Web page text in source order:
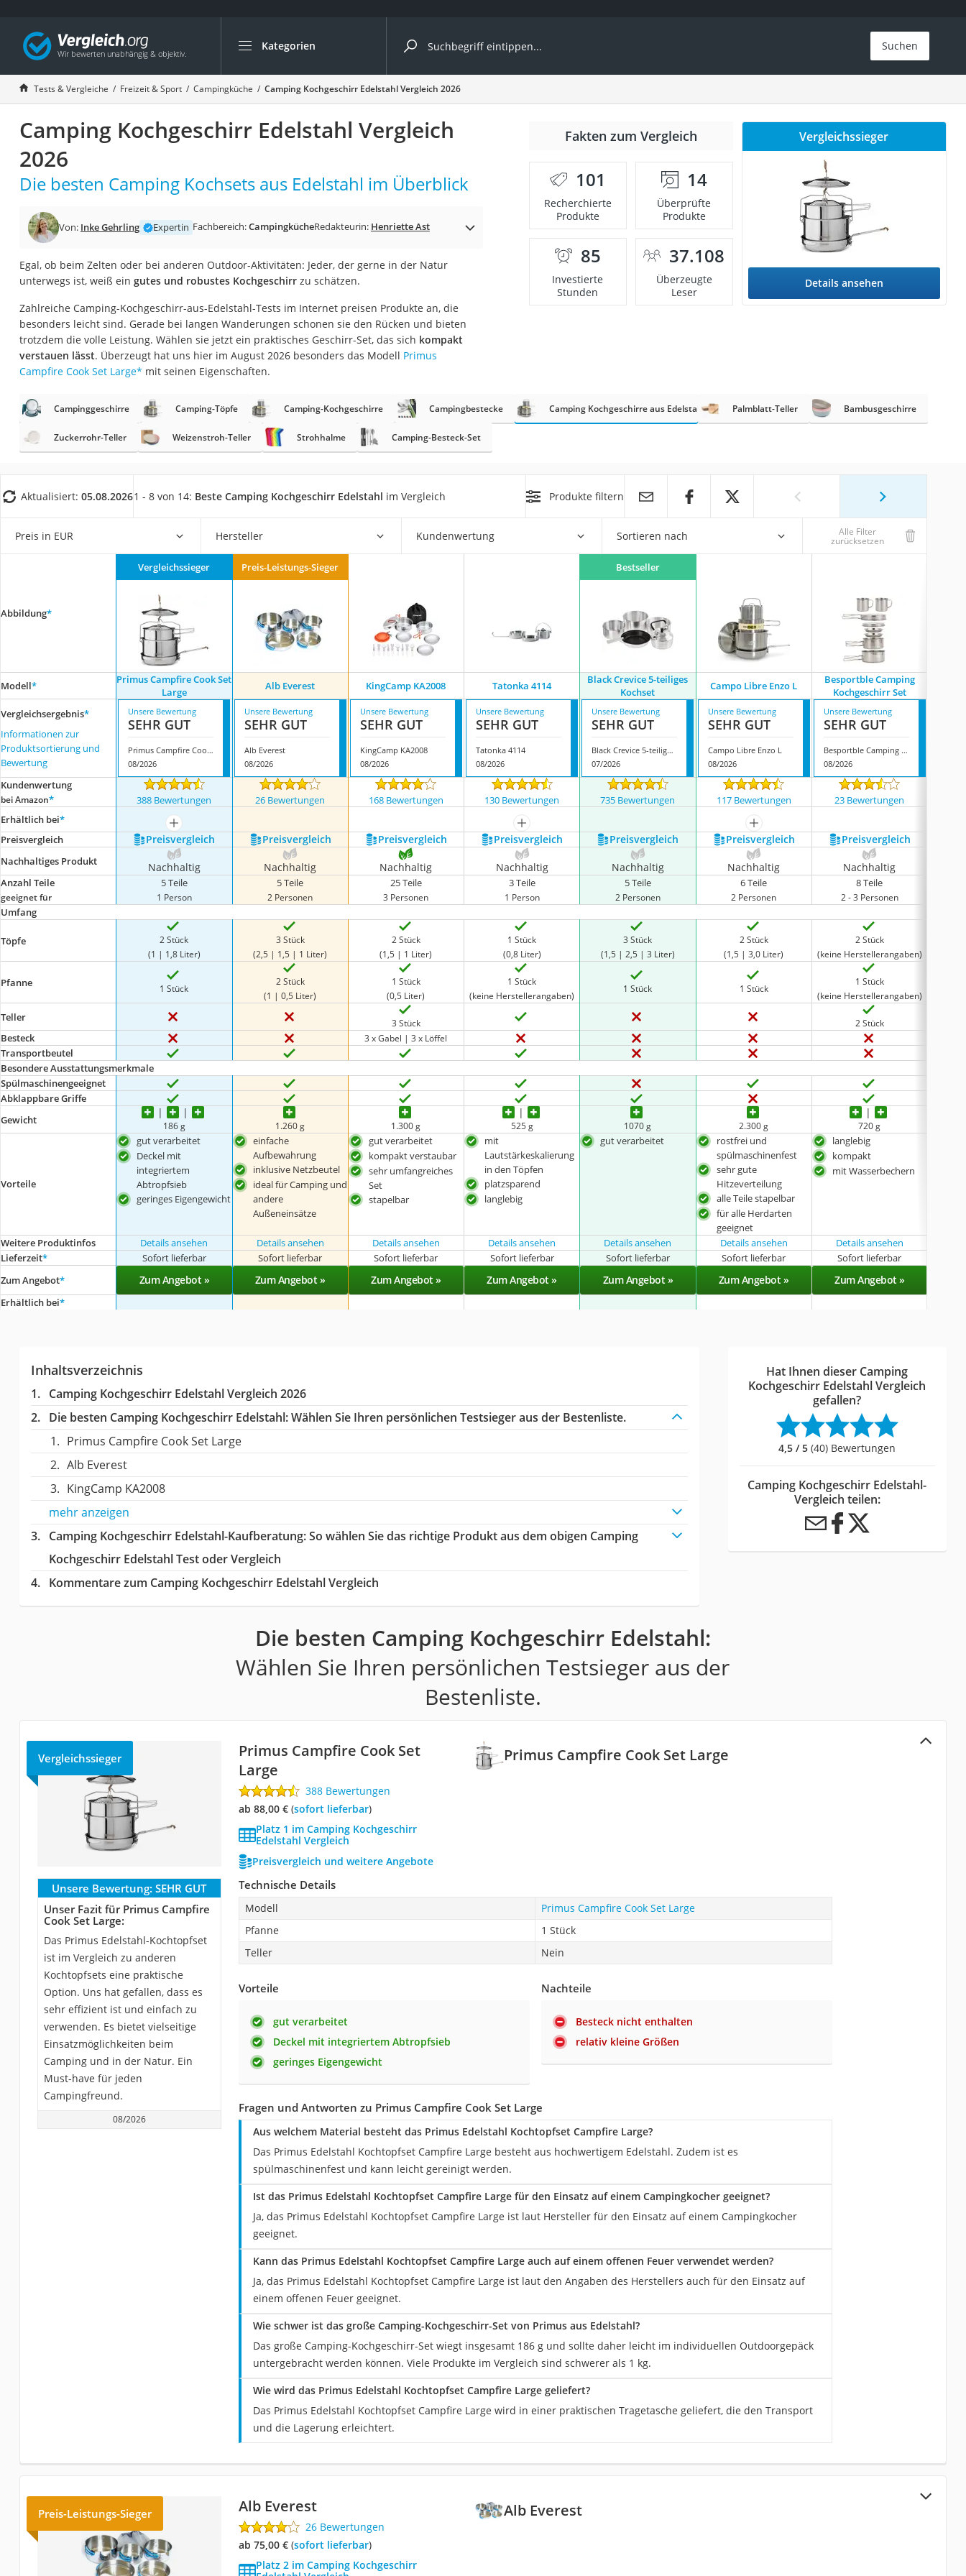
Kategorien
Die beliebtesten Vergleiche nach Kategorie
Freizeit & Sport
Gartentrampolin
Trampolin
Trampolin 366 cm
Futterboot
Air Bike
E-Bike-Dreirad
Trekkingschuhe Herren
Reisetasche mit Rollen
Klimmzugstation
Koffer
Nachtsichtgerät
Faltschloss
Vibrationsplatte
Sicherheitsweste Reiten
Service
Suchen
Tests & Vergleiche Freizeit & Sport Campingküche Camping Kochgeschirr Edelstahl Vergleich 2026
Camping Kochgeschirr Edelstahl Vergleich
2026
Die besten Camping Kochsets aus Edelstahl im Überblick
Von: Inke Gehrling Expertin Fachbereich:CampingkücheRedakteurin: Henriette Ast
Egal, ob beim Zelten oder bei anderen Outdoor-Aktivitäten: Jeder, der gerne in der Natur
unterwegs ist, weiß ein gutes und robustes Kochgeschirr zu schätzen.
Zahlreiche Camping-Kochgeschirr-aus-Edelstahl-Tests im Internet preisen Produkte an, die
besonders leicht sind. Gerade bei langen Wanderungen schonen sie den Rücken und bieten
trotzdem die volle Leistung. Wählen sie jetzt ein praktisches Geschirr-Set, das sich kompakt
verstauen lässt. Überzeugt hat uns hier im August 2026 besonders das Modell Primus
Campfire Cook Set Large* mit seinen Eigenschaften.
Fakten zum Vergleich
101
Recherchierte
Produkte
14
Überprüfte
Produkte
85
Investierte
Stunden
37.108
Überzeugte
Leser
Vergleichssieger
Details ansehen
Campinggeschirre Camping-Töpfe Camping-Kochgeschirre Campingbestecke Camping Kochgeschirre aus Edelstahl Palmblatt-Teller Bambusgeschirre
Zuckerrohr-Teller Weizenstroh-Teller Strohhalme Camping-Besteck-Set
Aktualisiert: 05.08.20261 - 8 von 14: Beste Camping Kochgeschirr Edelstahl im Vergleich Produkte filtern
Preis in EUR Hersteller Kundenwertung Sortieren nach Alle Filter
zurücksetzen
Abbildung*
Vergleichssieger Preis-Leistungs-Sieger Bestseller
Modell*
Primus Campfire Cook Set
Large
Alb Everest KingCamp KA2008 Tatonka 4114
Black Crevice 5-teiliges
Kochset
Campo Libre Enzo L
Besportble Camping
Kochgeschirr Set
Vergleichsergebnis*
Informationen zur
Produktsortierung und
Bewertung
Unsere Bewertung
SEHR GUT
Primus Campfire Cook Set Large
08/2026
Unsere Bewertung
SEHR GUT
Alb Everest
08/2026
Unsere Bewertung
SEHR GUT
KingCamp KA2008
08/2026
Unsere Bewertung
SEHR GUT
Tatonka 4114
08/2026
Unsere Bewertung
SEHR GUT
Black Crevice 5-teiliges Kochset
07/2026
Unsere Bewertung
SEHR GUT
Campo Libre Enzo L
08/2026
Unsere Bewertung
SEHR GUT
Besportble Camping Kochgeschirr Set
08/2026
Kundenwertung
bei Amazon* 388 Bewertungen 26 Bewertungen 168 Bewertungen 130 Bewertungen 735 Bewertungen 117 Bewertungen 23 Bewertungen
Erhältlich bei*
mehr anzeigen mehr anzeigen
mehr anzeigen
Preis­vergleich
Preis­vergleich Preis­vergleich Preis­vergleich Preis­vergleich Preis­vergleich Preis­vergleich Preis­vergleich
Nachhaltiges Produkt Nachhaltig Nachhaltig Nachhaltig Nachhaltig Nachhaltig Nachhaltig Nachhaltig
Anzahl Teile
geeignet für
5 Teile
1 Person
5 Teile
2 Personen
25 Teile
3 Personen
3 Teile
1 Person
5 Teile
2 Personen
6 Teile
2 Personen
8 Teile
2 - 3 Personen
Umfang
Töpfe
2 Stück
(1 | 1,8 Liter)
3 Stück
(2,5 | 1,5 | 1 Liter)
2 Stück
(1,5 | 1 Liter)
1 Stück
(0,8 Liter)
3 Stück
(1,5 | 2,5 | 3 Liter)
2 Stück
(1,5 | 3,0 Liter)
2 Stück
(keine Herstellerangaben)
Pfanne 1 Stück
2 Stück
(1 | 0,5 Liter)
1 Stück
(0,5 Liter)
1 Stück
(keine Herstellerangaben)
1 Stück 1 Stück
1 Stück
(keine Herstellerangaben)
Teller 3 Stück 2 Stück
Besteck 3 x Gabel | 3 x Löffel
Transportbeutel
Besondere Ausstattungsmerkmale
Spülmaschinengeeignet
Abklappbare Griffe
Gewicht
186 g 1.260 g 1.300 g 525 g 1070 g 2.300 g 720 g
Vorteile
gut verarbeitet
Deckel mit
integriertem
Abtropfsieb
geringes Eigengewicht
einfache
Aufbewahrung
inklusive Netzbeutel
ideal für Camping und
andere
Außeneinsätze
gut verarbeitet
kompakt verstaubar
sehr umfangreiches
Set
stapelbar
mit
Lautstärkeskalierung
in den Töpfen
platzsparend
langlebig
gut verarbeitet
rostfrei und
spülmaschinenfest
sehr gute
Hitzeverteilung
alle Teile stapelbar
für alle Herdarten
geeignet
langlebig
kompakt
mit Wasserbechern
Weitere Produktinfos Details ansehen Details ansehen Details ansehen Details ansehen Details ansehen Details ansehen
Details ansehen
Lieferzeit* Sofort lieferbar Sofort lieferbar Sofort lieferbar Sofort lieferbar Sofort lieferbar Sofort lieferbar Sofort lieferbar
Zum Angebot* Zum Angebot » Zum Angebot » Zum Angebot » Zum Angebot » Zum Angebot » Zum Angebot » Zum Angebot »
Erhältlich bei*
Inhaltsverzeichnis
Camping Kochgeschirr Edelstahl Vergleich 2026
Die besten Camping Kochgeschirr Edelstahl:Wählen Sie Ihren persönlichen Testsieger aus der Bestenliste.
Primus Campfire Cook Set Large
Alb Everest
KingCamp KA2008
mehr anzeigen
Camping Kochgeschirr Edelstahl-Kaufberatung: So wählen Sie das richtige Produkt aus dem obigen Camping
Kochgeschirr Edelstahl Test oder Vergleich
Kommentare zum Camping Kochgeschirr Edelstahl Vergleich
Hat Ihnen dieser Camping
Kochgeschirr Edelstahl Vergleich
gefallen?
4,5 / 5 (40) Bewertungen
Camping Kochgeschirr Edelstahl-
Vergleich teilen:
Die besten Camping Kochgeschirr Edelstahl:
Wählen Sie Ihren persönlichen Testsieger aus der
Bestenliste.
Primus Campfire Cook Set Large
Vergleichssieger
Primus Campfire Cook Set
Large
388 Bewertungen
ab 88,00 €( Sofort lieferbar)
Platz 1 im Camping Kochgeschirr
Edelstahl Vergleich
Preisvergleich und weitere Angebote
Unsere Bewertung: SEHR GUT
Unser Fazit für Primus Campfire
Cook Set Large:
Das Primus Edelstahl-Kochtopfset
ist im Vergleich zu anderen
Kochtopfsets eine praktische
Option. Uns hat gefallen, dass es
sehr effizient ist und einfach zu
verwenden. Es bietet vielseitige
Einsatzmöglichkeiten beim
Camping und in der Natur. Ein
Must-have für jeden
Campingfreund.
08/2026
Technische Details
Modell
Primus Campfire Cook Set Large
Pfanne
1 Stück
Teller
Nein
Vorteile
gut verarbeitet
Deckel mit integriertem Abtropfsieb
geringes Eigengewicht
Nachteile
Besteck nicht enthalten
relativ kleine Größen
Fragen und Antworten zu Primus Campfire Cook Set Large
Aus welchem Material besteht das Primus Edelstahl Kochtopfset Campfire Large?
Das Primus Edelstahl Kochtopfset Campfire Large besteht aus hochwertigem Edelstahl. Zudem ist es
spülmaschinenfest und kann leicht gereinigt werden.
Ist das Primus Edelstahl Kochtopfset Campfire Large für den Einsatz auf einem Campingkocher geeignet?
Ja, das Primus Edelstahl Kochtopfset Campfire Large ist laut Hersteller für den Einsatz auf einem Campingkocher
geeignet.
Kann das Primus Edelstahl Kochtopfset Campfire Large auch auf einem offenen Feuer verwendet werden?
Ja, das Primus Edelstahl Kochtopfset Campfire Large ist laut den Angaben des Herstellers auch für den Einsatz auf
einem offenen Feuer geeignet.
Wie schwer ist das große Camping-Kochgeschirr-Set von Primus aus Edelstahl?
Das große Camping-Kochgeschirr-Set wiegt insgesamt 186 g und sollte daher leicht im individuellen Outdoorgepäck
untergebracht werden können. Viele Produkte im Vergleich sind schwerer als 1 kg.
Wie wird das Primus Edelstahl Kochtopfset Campfire Large geliefert?
Das Primus Edelstahl Kochtopfset Campfire Large wird in einer praktischen Tragetasche geliefert, die den Transport
und die Lagerung erleichtert.
Alb Everest
Preis-Leistungs-Sieger Alb Everest
26 Bewertungen
ab 75,00 €( Sofort lieferbar)
Platz 2 im Camping Kochgeschirr